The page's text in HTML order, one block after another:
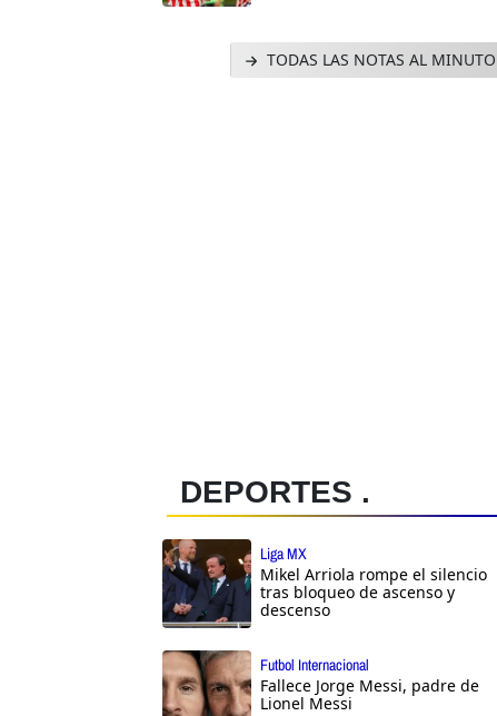
TODAS LAS NOTAS AL MINUTO
DEPORTES .
Liga MX
Mikel Arriola rompe el silencio
tras bloqueo de ascenso y
descenso
Futbol Internacional
Fallece Jorge Messi, padre de
Lionel Messi